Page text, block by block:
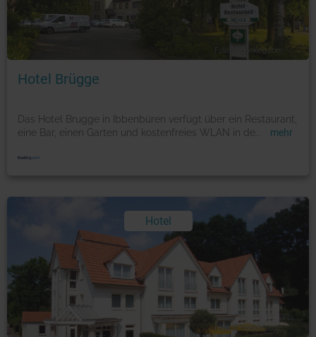
Foto: © booking.com
Hotel Brügge
Das Hotel Brugge in Ibbenbüren verfügt über ein Restaurant,
eine Bar, einen Garten und kostenfreies WLAN in de
mehr
Hotel
Foto: © booking.com